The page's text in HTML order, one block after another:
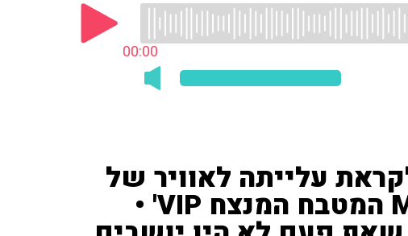
00:00
עלייתה לאוויר של
העונה החדשה של 'MKR המטבח המנצח VIP' •